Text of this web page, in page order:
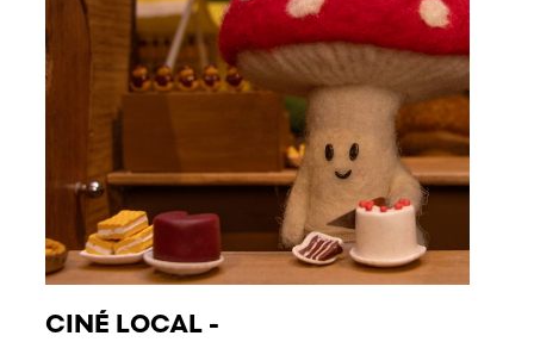
CINÉ LOCAL -